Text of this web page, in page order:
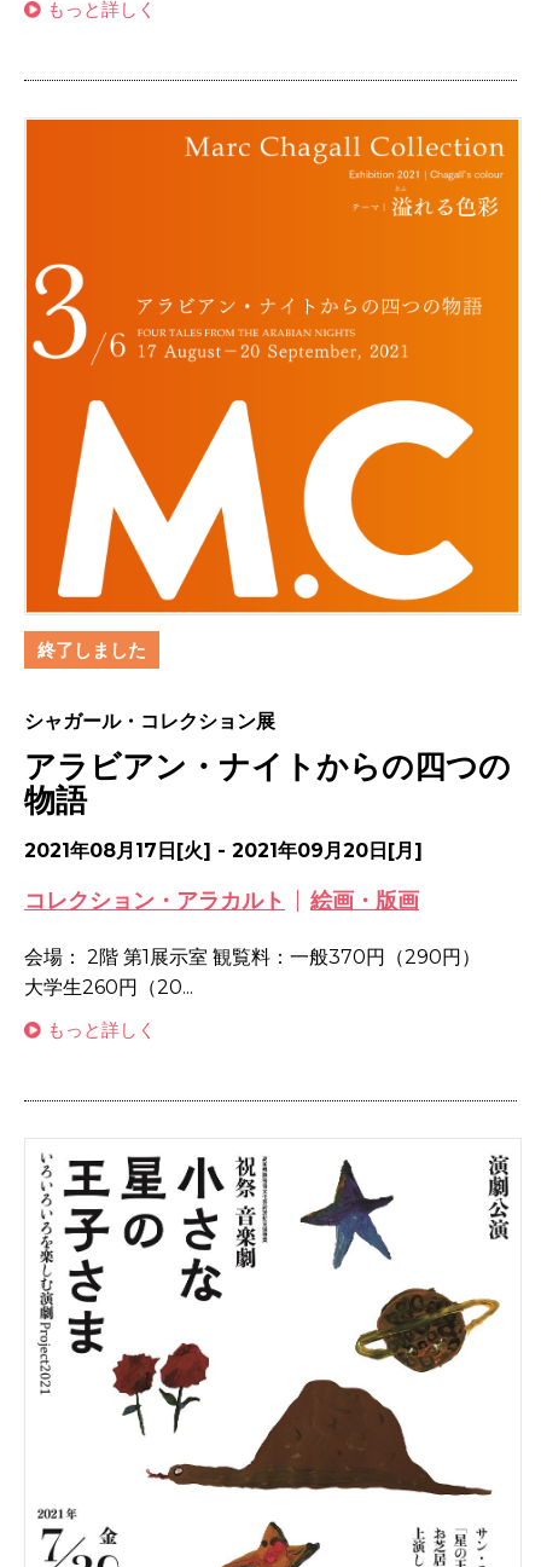
もっと詳しく
終了しました
シャガール・コレクション展
アラビアン・ナイトからの四つの
物語
2021年08月17日[火] - 2021年09月20日[月]
コレクション・アラカルト 絵画・版画
会場： 2階 第1展示室 観覧料：一般370円（290円）
大学生260円（20...
もっと詳しく